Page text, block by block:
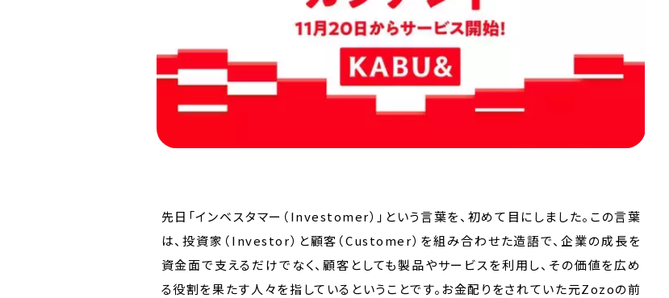
先日「インベスタマー（Investomer）」という言葉を、初めて目にしました。この言葉
は、投資家（Investor）と顧客（Customer）を組み合わせた造語で、企業の成長を
資金面で支えるだけでなく、顧客としても製品やサービスを利用し、その価値を広め
る役割を果たす人々を指しているということです。お金配りをされていた元Zozoの前